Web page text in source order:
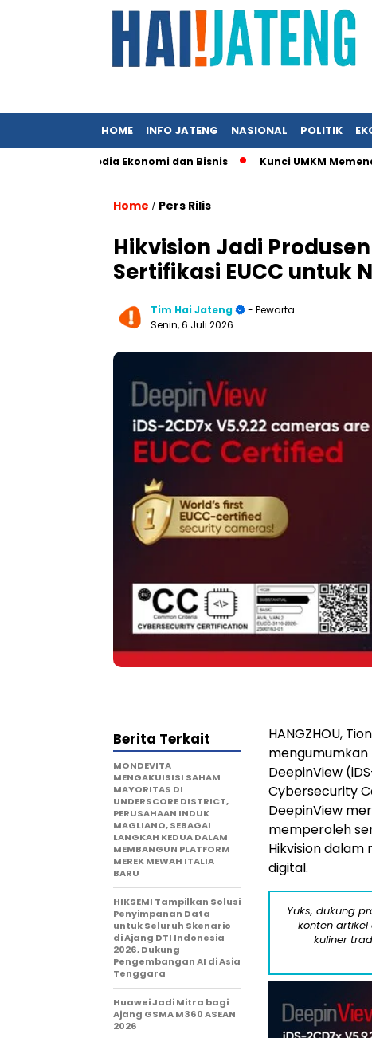
HOME INFO JATENG NASIONAL POLITIK
di Media Ekonomi dan Bisnis Kunci UMKM Memenangkan
Home / Pers Rilis
Hikvision Jadi
Sertifikasi EUCC untuk
Tim Hai Jateng
- Pewarta
Senin, 6 Juli 2026
HANGZHOU,
DeepinView
Cybersecurity
DeepinView
memperoleh
Hikvision
digital.
Yuks, dukung
konten
kuliner
Berita Terkait
MONDEVITA
MENGAKUISISI SAHAM
MAYORITAS DI
UNDERSCORE DISTRICT,
PERUSAHAAN INDUK
MAGLIANO, SEBAGAI
LANGKAH KEDUA DALAM
MEMBANGUN PLATFORM
MEREK MEWAH ITALIA
BARU
HIKSEMI Tampilkan Solusi
Penyimpanan Data
untuk Seluruh Skenario
di Ajang DTI Indonesia
2026, Dukung
Pengembangan AI di Asia
Tenggara
Huawei Jadi Mitra bagi
Ajang GSMA M360 ASEAN
2026